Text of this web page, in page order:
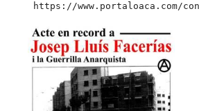
https://www.portaloaca.com/